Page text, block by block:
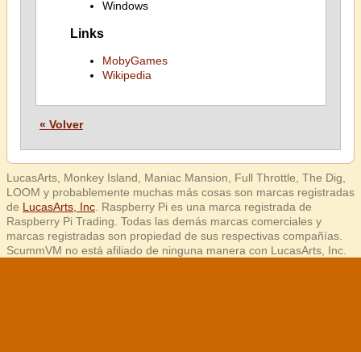
Windows
Links
MobyGames
Wikipedia
« Volver
LucasArts, Monkey Island, Maniac Mansion, Full Throttle, The Dig,
LOOM y probablemente muchas más cosas son marcas registradas
de LucasArts, Inc . Raspberry Pi es una marca registrada de
Raspberry Pi Trading. Todas las demás marcas comerciales y
marcas registradas son propiedad de sus respectivas compañías.
ScummVM no está afiliado de ninguna manera con LucasArts, Inc.